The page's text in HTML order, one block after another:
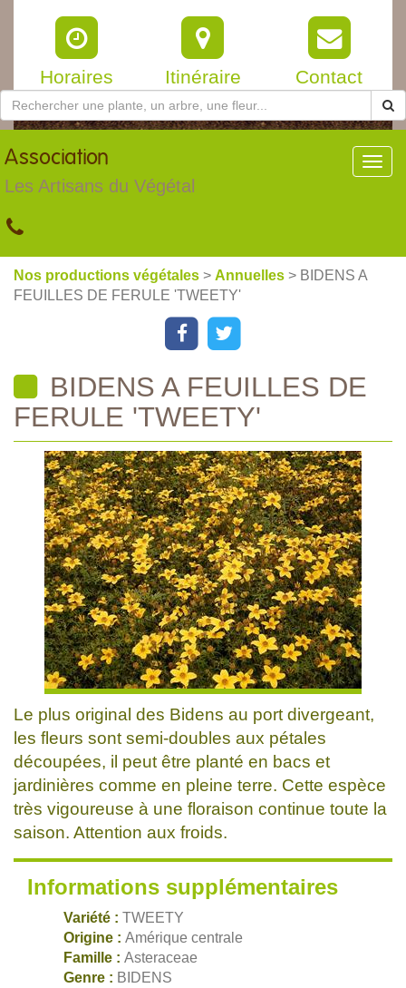
Horaires Itinéraire Contact
Association
Les Artisans du Végétal
Nos productions végétales > Annuelles > BIDENS A
FEUILLES DE FERULE 'TWEETY'
BIDENS A FEUILLES DE
FERULE 'TWEETY'
Le plus original des Bidens au port divergeant,
les fleurs sont semi-doubles aux pétales
découpées, il peut être planté en bacs et
jardinières comme en pleine terre. Cette espèce
très vigoureuse à une floraison continue toute la
saison. Attention aux froids.
Informations supplémentaires
Variété : TWEETY
Origine : Amérique centrale
Famille : Asteraceae
Genre : BIDENS